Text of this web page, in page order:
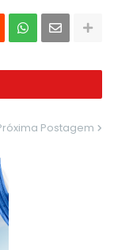
Postagem